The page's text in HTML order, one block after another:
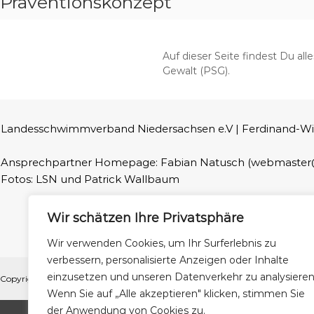
Wir schätzen Ihre Privatsphäre
Wir verwenden Cookies, um Ihr Surferlebnis zu
verbessern, personalisierte Anzeigen oder Inhalte
einzusetzen und unseren Datenverkehr zu
Wenn Sie auf „Alle akzeptieren" klicken, stimmen Sie
der Anwendung von Cookies zu.
Auf dieser Seite findest Du
Gewalt (PSG).
Landesschwimmverband Niedersachsen e.V | Ferdinand-
Ansprechpartner Homepage: Fabian Natusch
Fotos: LSN und Patrick Wallbaum
Copyright © 2026Landesschwimmverband NiedersachsenAlle Rechte